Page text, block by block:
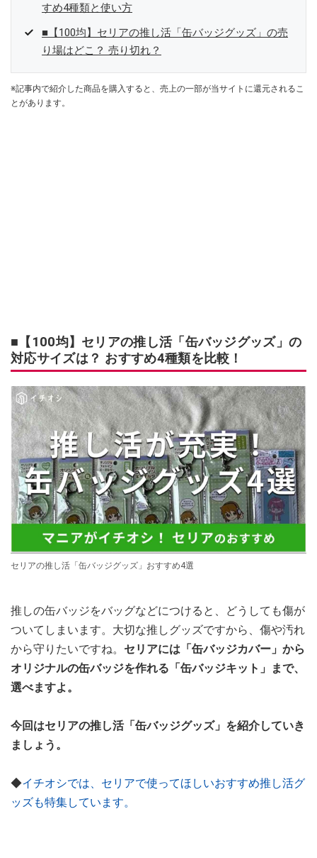
すめ4種類と使い方
■【100均】セリアの推し活「缶バッジグッズ」の売
り場はどこ？ 売り切れ？
※記事内で紹介した商品を購入すると、売上の一部が当サイトに還元されるこ
とがあります。
■【100均】セリアの推し活「缶バッジグッズ」の
対応サイズは？ おすすめ4種類を比較！
セリアの推し活「缶バッジグッズ」おすすめ4選
推しの缶バッジをバッグなどにつけると、どうしても傷が
ついてしまいます。大切な推しグッズですから、傷や汚れ
から守りたいですね。 セリアには「缶バッジカバー」から
オリジナルの缶バッジを作れる「缶バッジキット」まで、
選べますよ。
今回はセリアの推し活「缶バッジグッズ」を紹介していき
ましょう。
◆イチオシでは、セリアで使ってほしいおすすめ推し活グ
ッズも特集しています。